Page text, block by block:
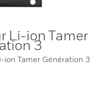
Li-ion Tamer
3
Tamer Génération 3